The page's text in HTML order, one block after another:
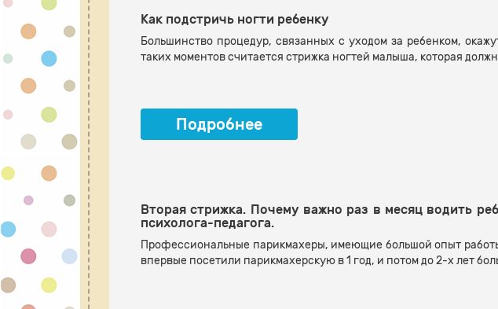
Как подстричь ногти ребенку
Большинство процедур, связанных с уходом за ребенком,
таких моментов считается стрижка ногтей малыша, которая
Подробнее
Вторая стрижка. Почему важно раз в месяц водить
психолога-педагога.
Профессиональные парикмахеры, имеющие большой опыт
впервые посетили парикмахерскую в 1 год, и потом до 2-х лет